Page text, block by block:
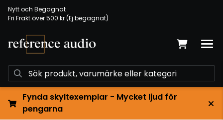
Nytt och Begagnat
Fri Frakt över 500 kr (Ej begagnat)
Fynda skyltexemplar - Mycket ljud för
pengarna